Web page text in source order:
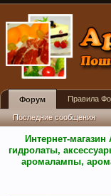
Интернет-
гидролаты,
аромалампы,
Форум
Последние сообщения
Правила